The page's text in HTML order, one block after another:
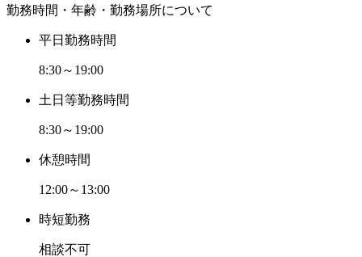
勤務時間・年齢・勤務場所について
平日勤務時間
8:30～19:00
土日等勤務時間
8:30～19:00
休憩時間
12:00～13:00
時短勤務
相談不可